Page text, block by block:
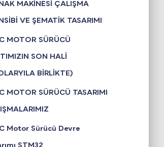
MAKİNESİ ÇALIŞMA
VE ŞEMATİK TASARIMI
MOTOR SÜRÜCÜ
SON HALİ
BİRLİKTE)
MOTOR SÜRÜCÜ TASARIMI
Motor Sürücü Devre
STM32